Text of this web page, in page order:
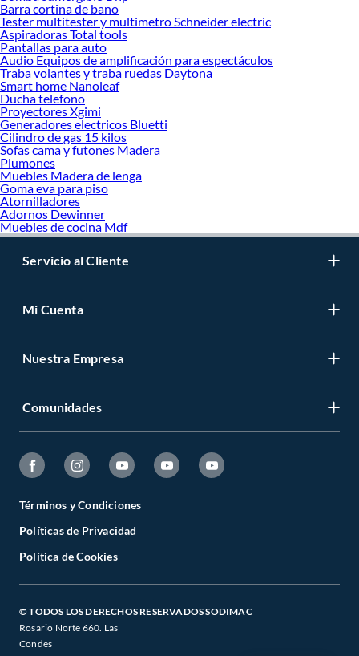
Barra cortina de bano
Tester multitester y multimetro Schneider electric
Aspiradoras Total tools
Pantallas para auto
Audio Equipos de amplificación para espectáculos
Traba volantes y traba ruedas Daytona
Smart home Nanoleaf
Ducha telefono
Proyectores Xgimi
Generadores electricos Bluetti
Cilindro de gas 15 kilos
Sofas cama y futones Madera
Plumones
Muebles Madera de lenga
Goma eva para piso
Atornilladores
Adornos Dewinner
Muebles de cocina Mdf
Servicio al Cliente
Mi Cuenta
Nuestra Empresa
Comunidades
Términos y Condiciones
Políticas de Privacidad
Política de Cookies
© TODOS LOS DERECHOS RESERVADOS SODIMAC
Rosario Norte 660. Las
Condes